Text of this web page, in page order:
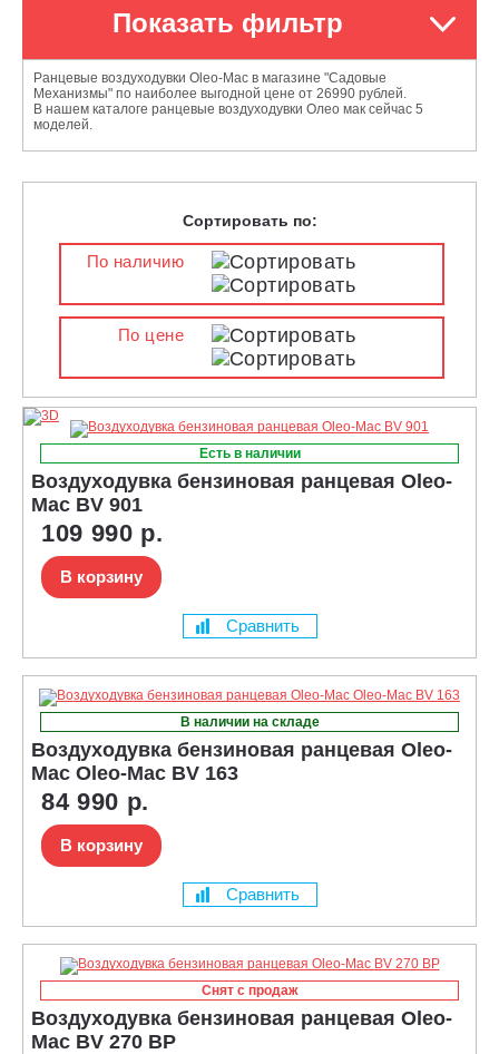
Показать фильтр
Ранцевые воздуходувки Oleo-Mac в магазине "Садовые
Механизмы" по наиболее выгодной цене от 26990 рублей.
В нашем каталоге ранцевые воздуходувки Олео мак сейчас 5
моделей.
Сортировать по:
По наличию
По цене
Есть в наличии
Воздуходувка бензиновая ранцевая Oleo-
Mac BV 901
109 990 р.
В корзину
Сравнить
В наличии на складе
Воздуходувка бензиновая ранцевая Oleo-
Mac Oleo-Mac BV 163
84 990 р.
В корзину
Сравнить
Снят с продаж
Воздуходувка бензиновая ранцевая Oleo-
Mac BV 270 BP